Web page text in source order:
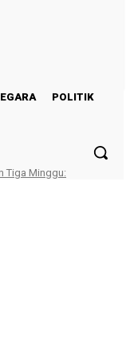
POLITIK
Tiga Minggu: